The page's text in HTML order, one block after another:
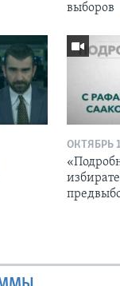
выборов
ОКТЯБРЬ